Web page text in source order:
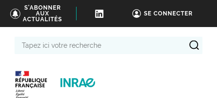
S'ABONNER
AUX
ACTUALITÉS
SE CONNECTER